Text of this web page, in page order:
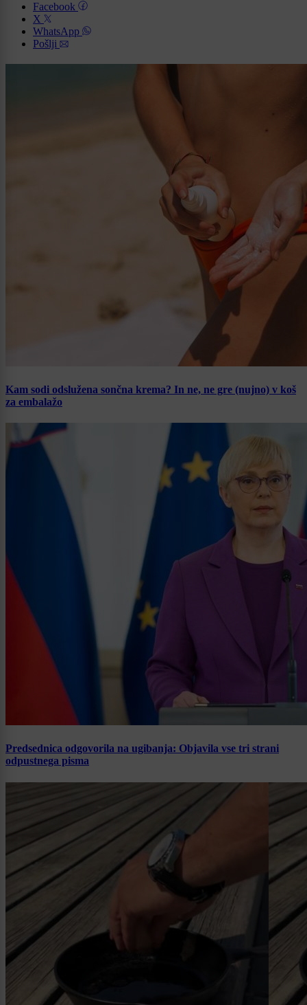
Facebook
X
WhatsApp
Pošlji
Kam sodi odslužena sončna krema? In ne, ne gre (nujno) v koš
za embalažo
Predsednica odgovorila na ugibanja: Objavila vse tri strani
odpustnega pisma